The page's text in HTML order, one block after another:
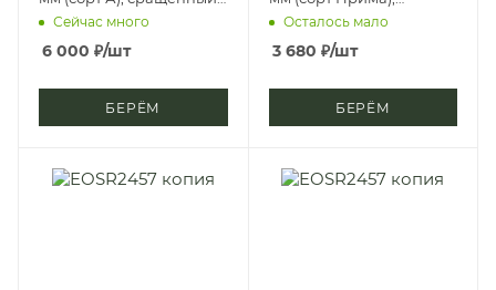
срп-м, д3
Сейчас много
6 000 ₽/шт
БЕРЁМ
цельноламельный, цб-2,
Осталось мало
3 680 ₽/шт
БЕРЁМ